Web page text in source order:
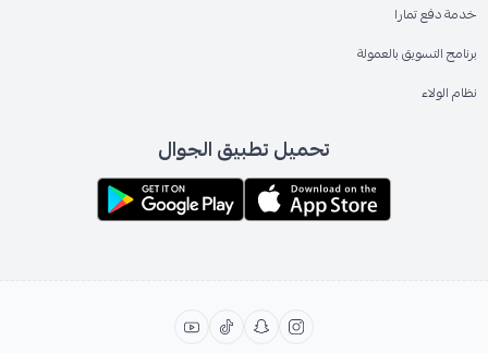
خدمة دفع تمارا
برنامج التسويق بالعمولة
نظام الولاء
تحميل تطبيق الجوال